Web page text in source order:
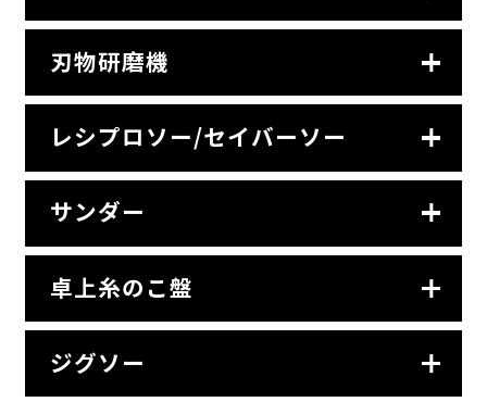
刃物研磨機
レシプロソー/セイバーソー
サンダー
卓上糸のこ盤
ジグソー